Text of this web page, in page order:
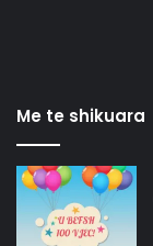
Me te shikuara